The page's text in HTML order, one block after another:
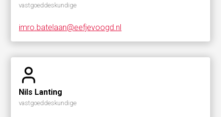
vastgoeddeskundige
imro.batelaan@eefjevoogd.nl
Nils Lanting
vastgoeddeskundige